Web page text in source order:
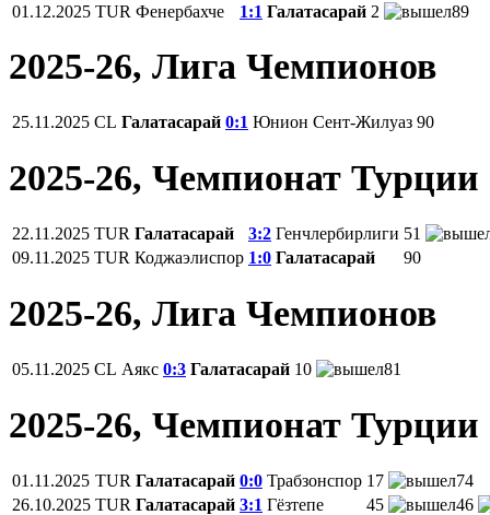
01.12.2025 TUR Фенербахче 1:1 Галатасарай 2 89
2025-26, Лига Чемпионов
25.11.2025 CL Галатасарай 0:1 Юнион Сент-Жилуаз 90
2025-26, Чемпионат Турции
22.11.2025 TUR Галатасарай 3:2 Генчлербирлиги 51
09.11.2025 TUR Коджаэлиспор 1:0 Галатасарай 90
2025-26, Лига Чемпионов
05.11.2025 CL Аякс 0:3 Галатасарай 10 81
2025-26, Чемпионат Турции
01.11.2025 TUR Галатасарай 0:0 Трабзонспор 17
74
26.10.2025 TUR Галатасарай 3:1 Гёзтепе 45 46